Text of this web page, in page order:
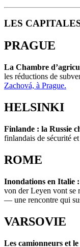
LES
PRAGUE
La Chambre
les réductions de
Zachová, à Prague.
HELSINKI
Finlande : la Russie
finlandais de sécurité
ROME
Inondations en Italie
von der Leyen vont se
— une rencontre qui
VARSOVIE
Les camionneurs et